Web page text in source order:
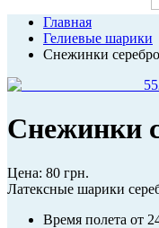
Главная
Гелиевые шарики
Снежинки серебро
Снежинки
Цена: 80 грн.
Латексные шарики
Время полета от